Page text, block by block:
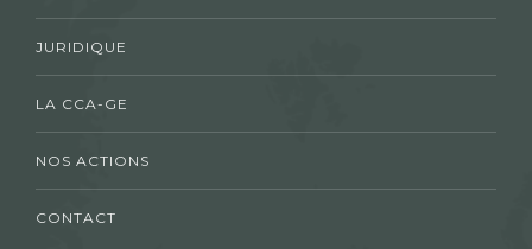
JURIDIQUE
LA CCA-GE
NOS ACTIONS
CONTACT